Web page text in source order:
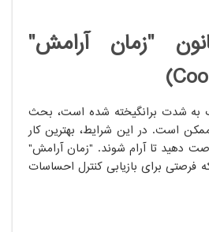
"زمان آرامش"
به شدت برانگیخته شده است، بحث
است. در این شرایط، بهترین کار
دهید تا آرام شوند. "زمان آرامش"
فرصتی برای بازیابی کنترل احساسات